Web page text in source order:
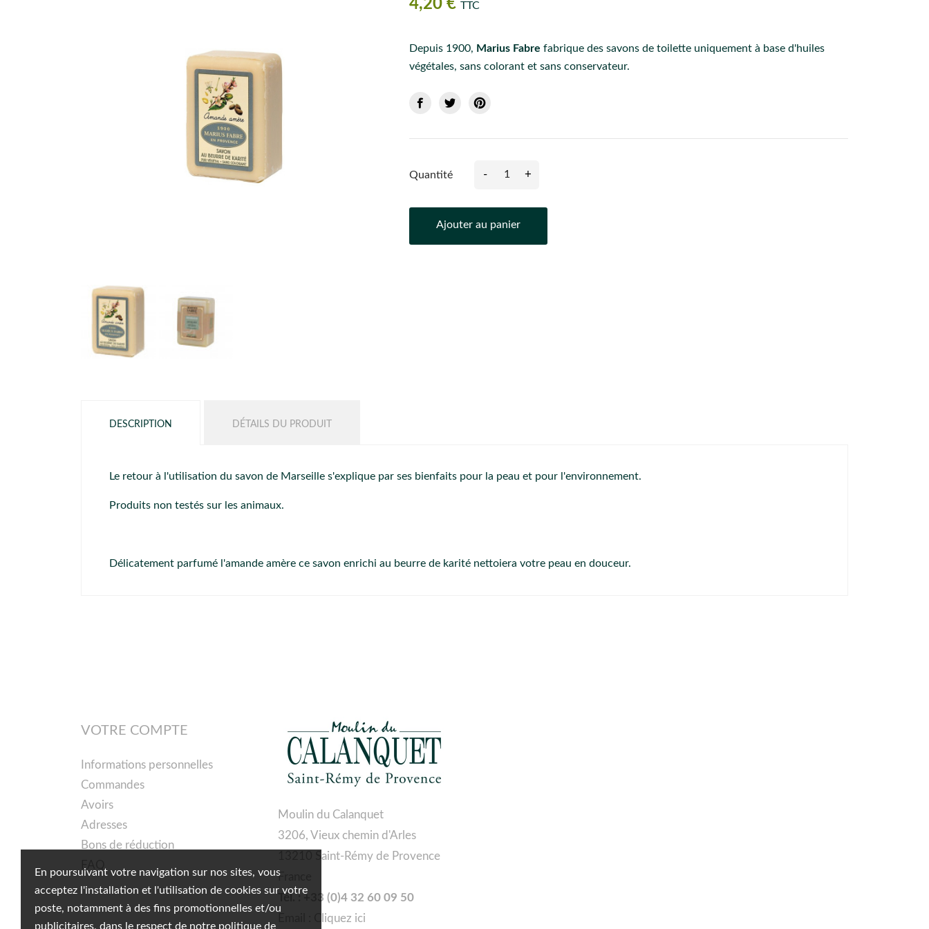
En poursuivant votre navigation sur nos sites, vous
acceptez l'installation et l'utilisation de cookies sur votre
poste, notamment à des fins promotionnelles et/ou
publicitaires, dans le respect de notre politique de
4,20 € TTC
Depuis 1900, Marius Fabre fabrique des savons de toilette uniquement à base d'huiles
végétales, sans colorant et sans conservateur.
Quantité - +
Ajouter au panier
DESCRIPTION DÉTAILS DU PRODUIT
Le retour à l'utilisation du savon de Marseille s'explique par ses bienfaits pour la peau et pour l'environnement.
Produits non testés sur les animaux.
Délicatement parfumé l'amande amère ce savon enrichi au beurre de karité nettoiera votre peau en douceur.
VOTRE COMPTE
Informations personnelles
Commandes
Avoirs
Adresses
Bons de réduction
Moulin du Calanquet
3206, Vieux chemin d'Arles
13210 Saint-Rémy de Provence
France
Tél. : +33 (0)4 32 60 09 50
Cliquez ici